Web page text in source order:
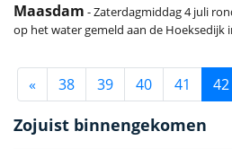
Maasdam - Zaterdagmiddag 4 juli
op het water gemeld aan de Hoeksedijk
« 38 39 40 41 42
Zojuist binnengekomen